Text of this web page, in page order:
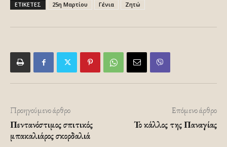
ΕΤΙΚΕΤΕΣ 25η Μαρτίου Γένια Ζητώ
Προηγούμενο άρθρο
Πεντανόστιμος σπιτικός
μπακαλιάρος σκορδαλιά
Επόμενο άρθρο
Το κάλλος της Παναγίας